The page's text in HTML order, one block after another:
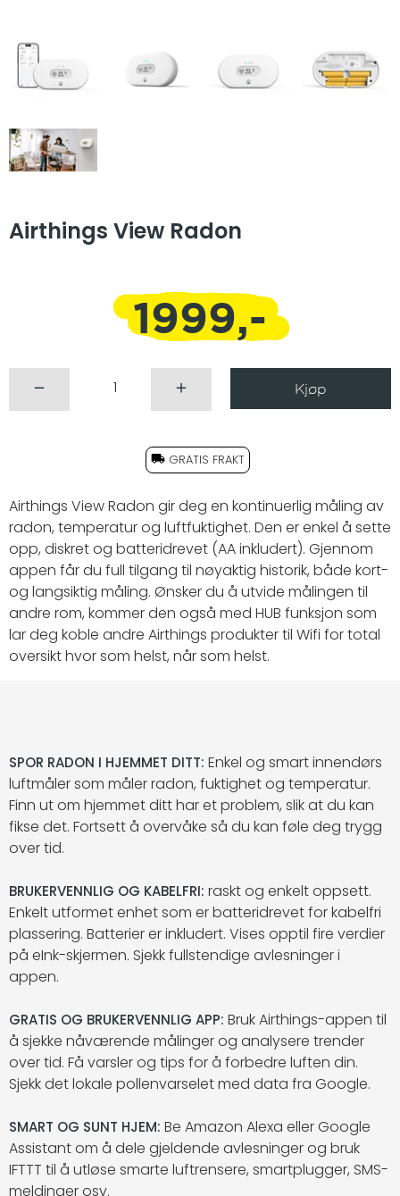
Airthings View Radon
1999,-
GRATIS FRAKT
Airthings View Radon gir deg en kontinuerlig måling av
radon, temperatur og luftfuktighet. Den er enkel å sette
opp, diskret og batteridrevet (AA inkludert). Gjennom
appen får du full tilgang til nøyaktig historik, både kort-
og langsiktig måling. Ønsker du å utvide målingen til
andre rom, kommer den også med HUB funksjon som
lar deg koble andre Airthings produkter til Wifi for total
oversikt hvor som helst, når som helst.
SPOR RADON I HJEMMET DITT: Enkel og smart innendørs
luftmåler som måler radon, fuktighet og temperatur.
Finn ut om hjemmet ditt har et problem, slik at du kan
fikse det. Fortsett å overvåke så du kan føle deg trygg
over tid.
BRUKERVENNLIG OG KABELFRI: raskt og enkelt oppsett.
Enkelt utformet enhet som er batteridrevet for kabelfri
plassering. Batterier er inkludert. Vises opptil fire verdier
på eInk-skjermen. Sjekk fullstendige avlesninger i
appen.
GRATIS OG BRUKERVENNLIG APP: Bruk Airthings-appen til
å sjekke nåværende målinger og analysere trender
over tid. Få varsler og tips for å forbedre luften din.
Sjekk det lokale pollenvarselet med data fra Google.
SMART OG SUNT HJEM: Be Amazon Alexa eller Google
Assistant om å dele gjeldende avlesninger og bruk
IFTTT til å utløse smarte luftrensere, smartplugger, SMS-
meldinger osv.